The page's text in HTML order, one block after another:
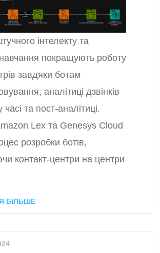
інтелекту та
покращують роботу
завдяки ботам
аналітиці дзвінків
та пост-аналітиці.
Lex та Genesys Cloud
розробки ботів,
контакт-центри на центри
БІЛЬШЕ